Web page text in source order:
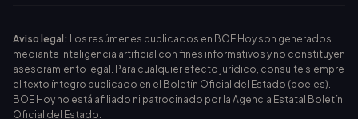
Aviso legal: Los resúmenes publicados en BOE Hoy son generados
mediante inteligencia artificial con fines informativos y no constituyen
asesoramiento legal. Para cualquier efecto jurídico, consulte siempre
el texto íntegro publicado en el Boletín Oficial del Estado (boe.es).
BOE Hoy no está afiliado ni patrocinado por la Agencia Estatal Boletín
Oficial del Estado.